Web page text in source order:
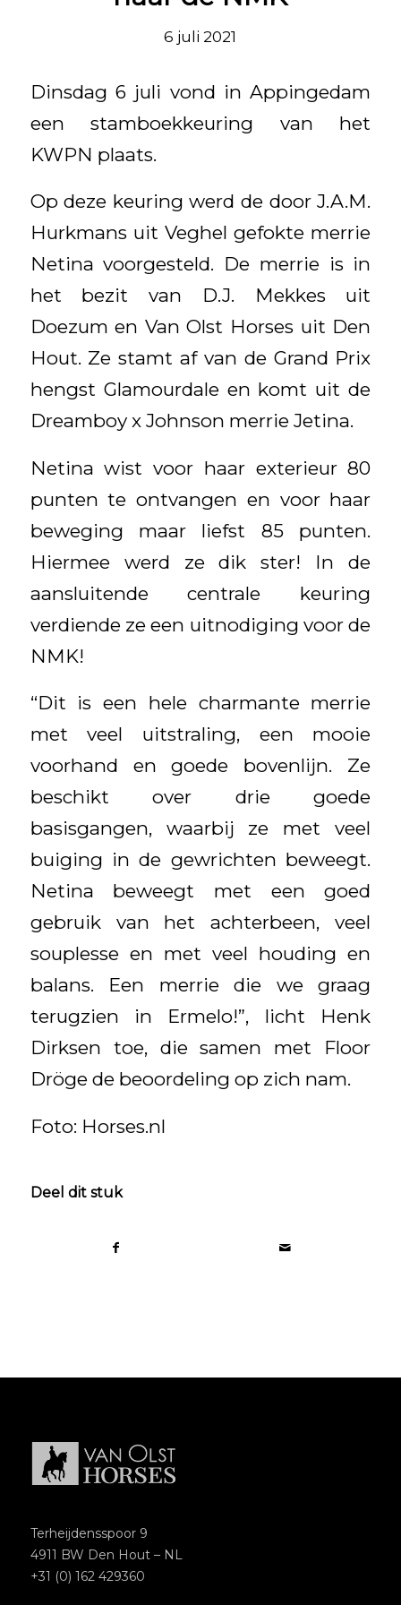
6 juli 2021
Dinsdag 6 juli vond in Appingedam
een stamboekkeuring van het
KWPN plaats.
Op deze keuring werd de door J.A.M.
Hurkmans uit Veghel gefokte merrie
Netina voorgesteld. De merrie is in
het bezit van D.J. Mekkes uit
Doezum en Van Olst Horses uit Den
Hout. Ze stamt af van de Grand Prix
hengst Glamourdale en komt uit de
Dreamboy x Johnson merrie Jetina.
Netina wist voor haar exterieur 80
punten te ontvangen en voor haar
beweging maar liefst 85 punten.
Hiermee werd ze dik ster! In de
aansluitende centrale keuring
verdiende ze een uitnodiging voor de
NMK!
“Dit is een hele charmante merrie
met veel uitstraling, een mooie
voorhand en goede bovenlijn. Ze
beschikt over drie goede
basisgangen, waarbij ze met veel
buiging in de gewrichten beweegt.
Netina beweegt met een goed
gebruik van het achterbeen, veel
souplesse en met veel houding en
balans. Een merrie die we graag
terugzien in Ermelo!”, licht Henk
Dirksen toe, die samen met Floor
Dröge de beoordeling op zich nam.
Foto: Horses.nl
Deel dit stuk
Terheijdensspoor 9
4911 BW Den Hout – NL
+31 (0) 162 429360